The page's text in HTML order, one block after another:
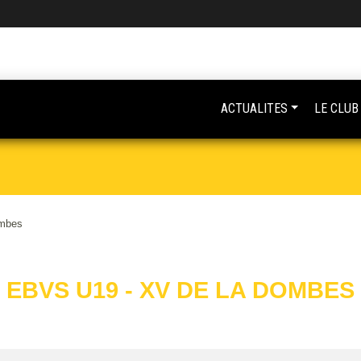
EBVS U19 - XV DE LA DOMBES
ACTUALITES LE CLUB